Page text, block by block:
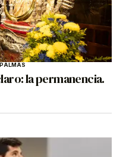
la permanencia.